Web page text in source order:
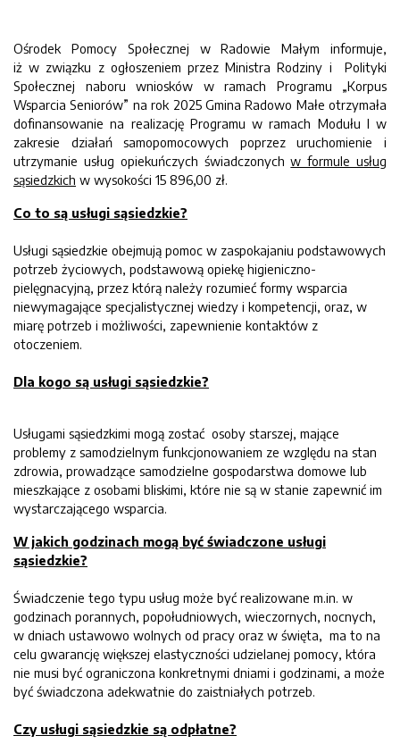
Ośrodek Pomocy Społecznej w Radowie Małym informuje,
iż w związku z ogłoszeniem przez Ministra Rodziny i Polityki
Społecznej naboru wniosków w ramach Programu „Korpus
Wsparcia Seniorów” na rok 2025 Gmina Radowo Małe otrzymała
dofinansowanie na realizację Programu w ramach Modułu I w
zakresie działań samopomocowych poprzez uruchomienie i
utrzymanie usług opiekuńczych świadczonychw formule usług
sąsiedzkich w wysokości 15 896,00 zł.
Co to są usługi sąsiedzkie?
Usługi sąsiedzkie obejmują pomoc w zaspokajaniu podstawowych
potrzeb życiowych, podstawową opiekę higieniczno-
pielęgnacyjną, przez którą należy rozumieć formy wsparcia
niewymagające specjalistycznej wiedzy i kompetencji, oraz, w
miarę potrzeb i możliwości, zapewnienie kontaktów z
otoczeniem.
Dla kogo są usługi sąsiedzkie?
Usługami sąsiedzkimi mogą zostać osoby starszej, mające
problemy z samodzielnym funkcjonowaniem ze względu na stan
zdrowia, prowadzące samodzielne gospodarstwa domowe lub
mieszkające z osobami bliskimi, które nie są w stanie zapewnić im
wystarczającego wsparcia.
W jakich godzinach mogą być świadczone usługi
sąsiedzkie?
Świadczenie tego typu usług może być realizowane m.in. w
godzinach porannych, popołudniowych, wieczornych, nocnych,
w dniach ustawowo wolnych od pracy oraz w święta, ma to na
celu gwarancję większej elastyczności udzielanej pomocy, która
nie musi być ograniczona konkretnymi dniami i godzinami, a może
być świadczona adekwatnie do zaistniałych potrzeb.
Czy usługi sąsiedzkie są odpłatne?